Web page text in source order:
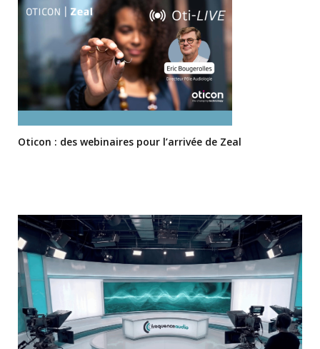
Oticon : des webinaires pour l’arrivée de Zeal